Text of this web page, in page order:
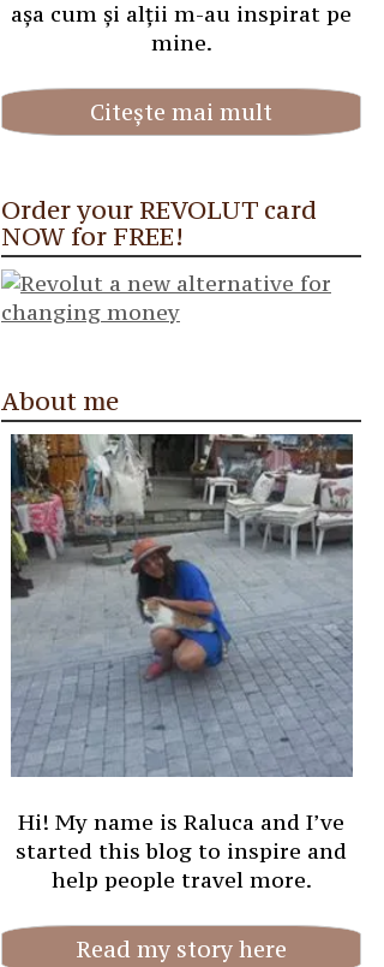
așa cum și alții m-au inspirat pe
mine.
Citește mai mult
Order your REVOLUT card
NOW for FREE!
About me
Hi! My name is Raluca and I’ve
started this blog to inspire and
help people travel more.
Read my story here